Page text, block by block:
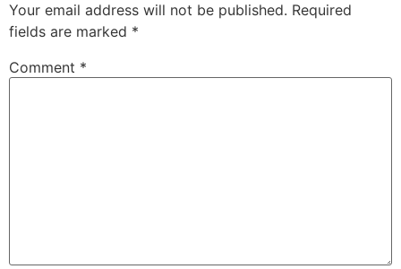
Your email address will not be published. Required
fields are marked *
Comment *